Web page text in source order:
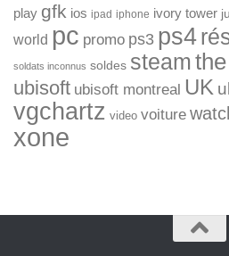
play gfk ios ipad iphone ivory tower
world pc promo ps3 ps4
soldats inconnus soldes steam
ubisoft ubisoft montreal UK
vgchartz video voiture
xone